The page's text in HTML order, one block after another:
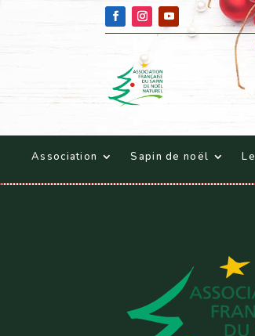
Association Sapin de noël